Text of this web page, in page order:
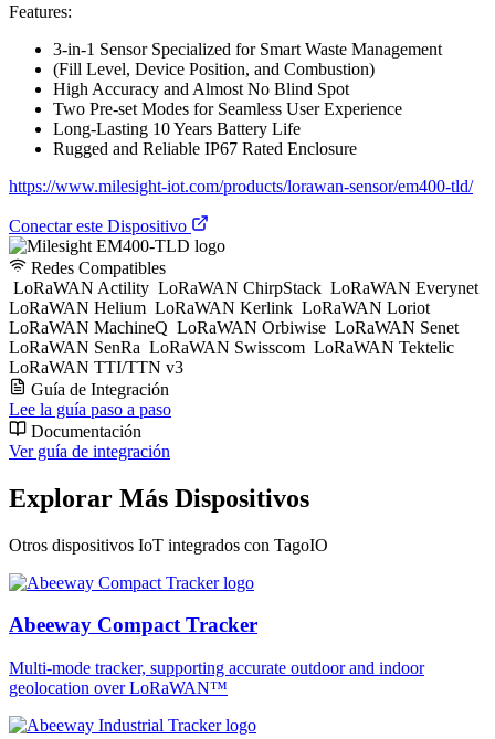
Features:
3-in-1 Sensor Specialized for Smart Waste Management
(Fill Level, Device Position, and Combustion)
High Accuracy and Almost No Blind Spot
Two Pre-set Modes for Seamless User Experience
Long-Lasting 10 Years Battery Life
Rugged and Reliable IP67 Rated Enclosure
https://www.milesight-iot.com/products/lorawan-sensor/em400-tld/
Conectar este Dispositivo
Redes Compatibles
LoRaWAN Actility LoRaWAN ChirpStack LoRaWAN Everynet
LoRaWAN Helium LoRaWAN Kerlink LoRaWAN Loriot
LoRaWAN MachineQ LoRaWAN Orbiwise LoRaWAN Senet
LoRaWAN SenRa LoRaWAN Swisscom LoRaWAN Tektelic
LoRaWAN TTI/TTN v3
Guía de Integración
Lee la guía paso a paso
Documentación
Ver guía de integración
Explorar Más Dispositivos
Otros dispositivos IoT integrados con TagoIO
Abeeway Compact Tracker
Multi-mode tracker, supporting accurate outdoor and indoor
geolocation over LoRaWAN™